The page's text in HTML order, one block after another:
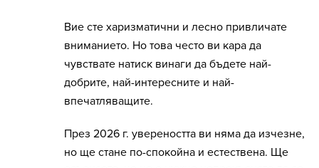
Вие сте харизматични и лесно привличате
вниманието. Но това често ви кара да
чувствате натиск винаги да бъдете най-
добрите, най-интересните и най-
впечатляващите.
През 2026 г. увереността ви няма да изчезне,
но ще стане по-спокойна и естествена. Ще